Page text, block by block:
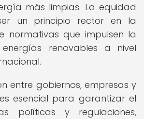
más limpias. La equidad
un principio rector en la
normativas que impulsen la
renovables a nivel
entre gobiernos, empresas y
esencial para garantizar el
políticas y regulaciones,